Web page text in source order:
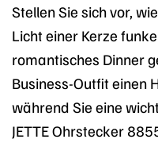
Stellen Sie sich vor,
Licht einer Kerze
romantisches Dinner
Business-Outfit einen
während Sie eine
JETTE Ohrstecker